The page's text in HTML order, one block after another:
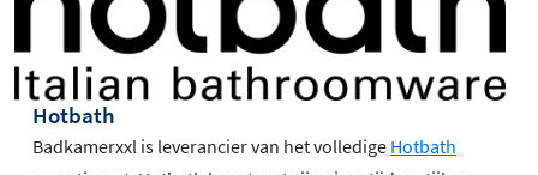
Hotbath
Badkamerxxl is leverancier van het volledige Hotbath